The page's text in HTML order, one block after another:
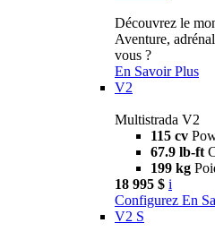
Découvrez le
Aventure,
vous ?
En Savoir Plus
V2
Multistrada V2
115 cv
67.9 lb-ft
199 kg
18 995 $ i
Configurez En
V2 S